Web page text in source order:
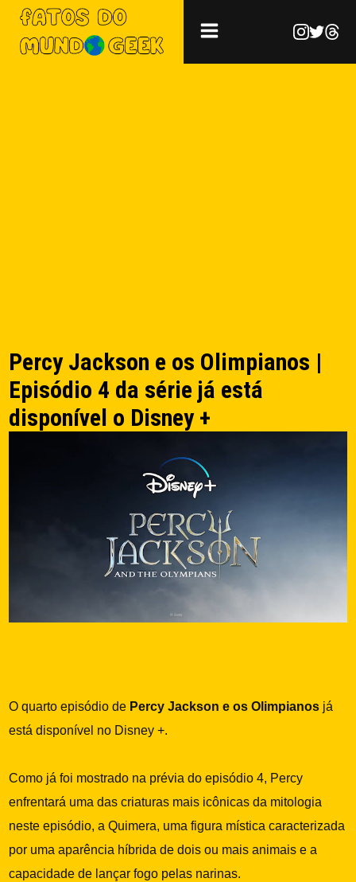
Percy Jackson e os Olimpianos |
Episódio 4 da série já está
disponível o Disney +
O quarto episódio de Percy Jackson e os Olimpianos já
está disponível no Disney +.
Como já foi mostrado na prévia do episódio 4, Percy
enfrentará uma das criaturas mais icônicas da mitologia
neste episódio, a Quimera, uma figura mística caracterizada
por uma aparência híbrida de dois ou mais animais e a
capacidade de lançar fogo pelas narinas.